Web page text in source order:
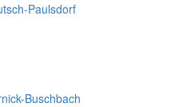
Paulsdorf
Buschbach